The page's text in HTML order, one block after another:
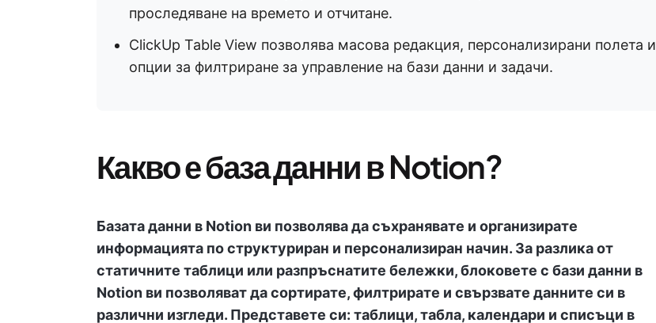
проследяване на времето и отчитане.
ClickUp Table View позволява масова редакция, персонализирани полета и
опции за филтриране за управление на бази данни и задачи.
Какво е база данни в Notion?
Базата данни в Notion ви позволява да съхранявате и организирате
информацията по структуриран и персонализиран начин. За разлика от
статичните таблици или разпръснатите бележки, блоковете с бази данни в
Notion ви позволяват да сортирате, филтрирате и свързвате данните си в
различни изгледи. Представете си: таблици, табла, календари и списъци в